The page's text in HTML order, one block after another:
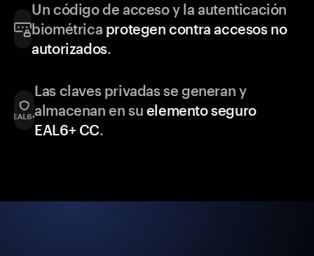
Un código de acceso y la autenticación
biométrica protegen contra accesos no
autorizados.
Las claves privadas se generan y
almacenan en su elemento seguro
EAL6+ CC.